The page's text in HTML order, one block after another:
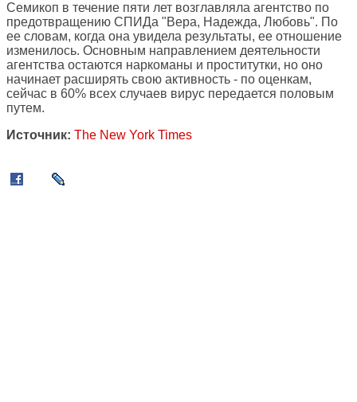
Семикоп в течение пяти лет возглавляла агентство по
предотвращению СПИДа "Вера, Надежда, Любовь". По
ее словам, когда она увидела результаты, ее отношение
изменилось. Основным направлением деятельности
агентства остаются наркоманы и проститутки, но оно
начинает расширять свою активность - по оценкам,
сейчас в 60% всех случаев вирус передается половым
путем.
Источник: The New York Times